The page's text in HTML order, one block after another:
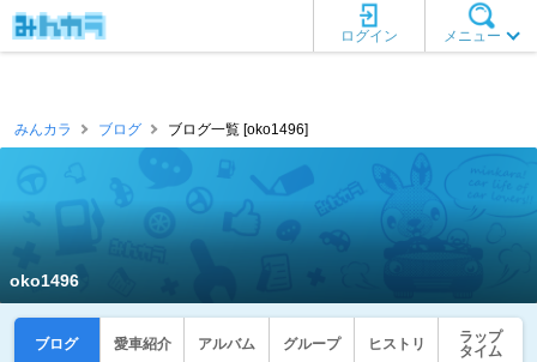
メニュー
ログイン
みんカラ ブログ ブログ一覧 [oko1496]
oko1496
ブログ 愛車紹介 アルバム グループ ヒストリ
ラップ
タイム